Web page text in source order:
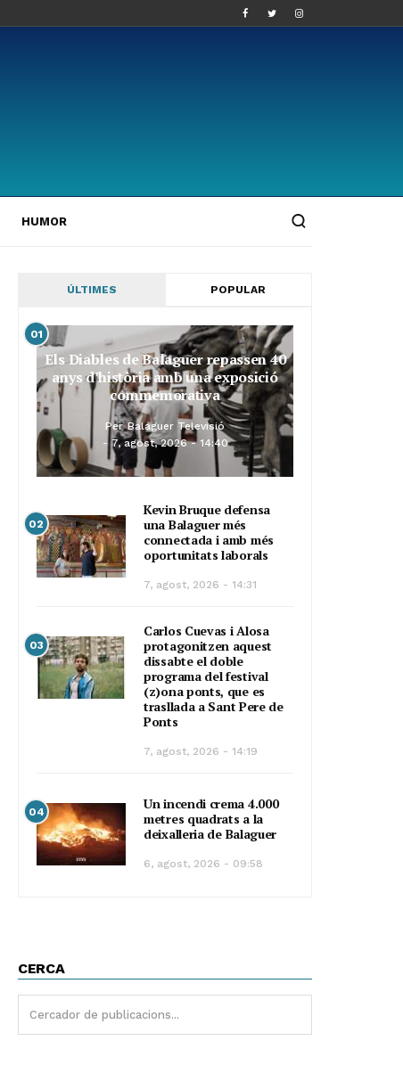
HUMOR
ÚLTIMES POPULAR
01
Els Diables de Balaguer repassen 40
anys d’història amb una exposició
commemorativa
Per Balaguer Televisió
7, agost, 2026 - 14:40
02
Kevin Bruque defensa
una Balaguer més
connectada i amb més
oportunitats laborals
7, agost, 2026 - 14:31
03
Carlos Cuevas i Alosa
protagonitzen aquest
dissabte el doble
programa del festival
(z)ona ponts, que es
trasllada a Sant Pere de
Ponts
7, agost, 2026 - 14:19
04
Un incendi crema 4.000
metres quadrats a la
deixalleria de Balaguer
6, agost, 2026 - 09:58
CERCA